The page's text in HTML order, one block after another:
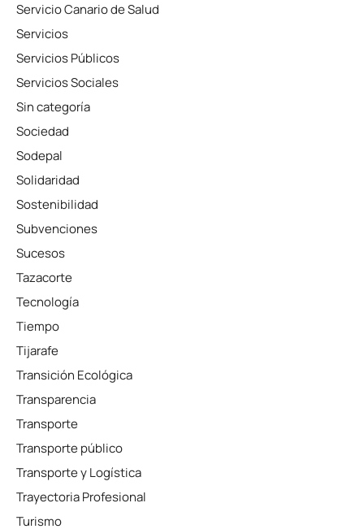
Servicio Canario de Salud
Servicios
Servicios Públicos
Servicios Sociales
Sin categoría
Sociedad
Sodepal
Solidaridad
Sostenibilidad
Subvenciones
Sucesos
Tazacorte
Tecnología
Tiempo
Tijarafe
Transición Ecológica
Transparencia
Transporte
Transporte público
Transporte y Logística
Trayectoria Profesional
Turismo